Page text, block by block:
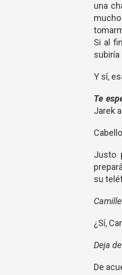
una
Si al
subiría
Y sí,
Te
Jarek
Justo
su
¿Sí,
Deja
De